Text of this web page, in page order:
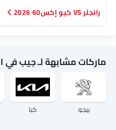
رانجلر VS كيو إكس60 2026
ماركات مشابهة لـ جيب في
بيجو كيا